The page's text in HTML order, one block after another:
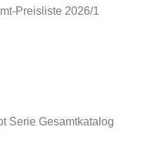
Preisliste 2026/1
Serie Gesamtkatalog